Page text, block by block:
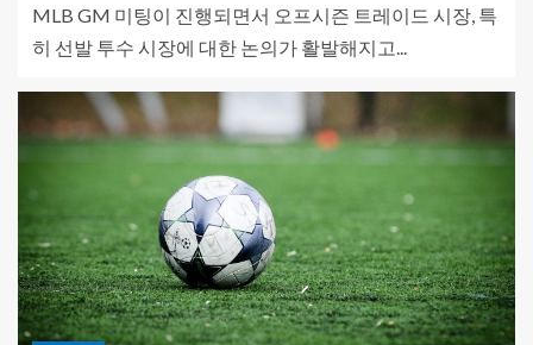
MLB GM 미팅이 진행되면서 오프시즌 트레이드 시장, 특
히 선발 투수 시장에 대한 논의가 활발해지고...